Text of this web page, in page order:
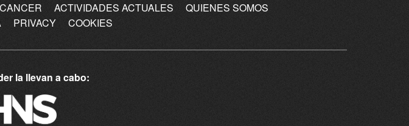
ACTIVIDADES ACTUALES
QUIENES SOMOS
PRIVACY COOKIES
la llevan a cabo: